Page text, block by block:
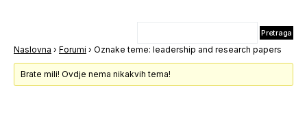
Naslovna › Forumi › Oznake teme: leadership and research papers
Brate mili! Ovdje nema nikakvih tema!